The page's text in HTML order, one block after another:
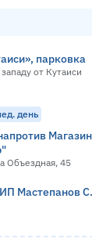
парковка
от Кутаиси
день
Объездная, 45
Мастепанов